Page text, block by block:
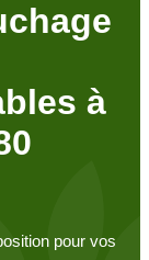
à
pour vos